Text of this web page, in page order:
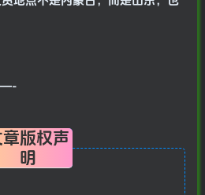
—-
章版权声
明